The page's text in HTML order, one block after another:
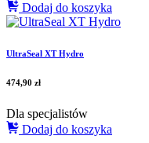
Dodaj do koszyka
UltraSeal XT Hydro
474,90 zł
Dla specjalistów
Dodaj do koszyka